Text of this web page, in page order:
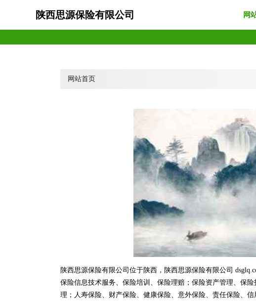
陕西思源保险有限公司 网
网站首页
陕西思源保险有限公司位于陕西，陕西思源保险有限公司
保险信息技术服务、保险培训、保险理赔；保险资产管理、保
理；人寿保险、财产保险、健康保险、意外保险、责任保险、